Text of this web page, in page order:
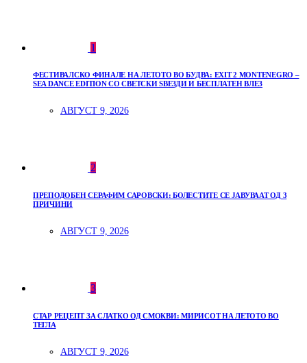
1
ФЕСТИВАЛСКО ФИНАЛЕ НА ЛЕТОТО ВО БУДВА: EXIT 2 MONTENEGRO –
SEA DANCE EDITION СО СВЕТСКИ ЅВЕЗДИ И БЕСПЛАТЕН ВЛЕЗ
АВГУСТ 9, 2026
2
ПРЕПОДОБЕН СЕРАФИМ САРОВСКИ: БОЛЕСТИТЕ СЕ ЈАВУВААТ ОД 3
ПРИЧИНИ
АВГУСТ 9, 2026
3
СТАР РЕЦЕПТ ЗА СЛАТКО ОД СМОКВИ: МИРИСОТ НА ЛЕТОТО ВО
ТЕГЛА
АВГУСТ 9, 2026